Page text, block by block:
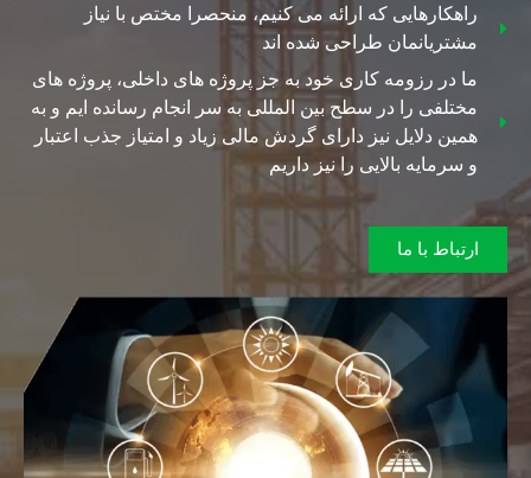
راهکارهایی که ارائه می کنیم، منحصرا مختص با نیاز
مشتریانمان طراحی شده اند
ما در رزومه کاری خود به جز پروژه های داخلی، پروژه های
مختلفی را در سطح بین المللی به سر انجام رسانده ایم و به
همین دلایل نیز دارای گردش مالی زیاد و امتیاز جذب اعتبار
و سرمایه بالایی را نیز داریم
ارتباط با ما